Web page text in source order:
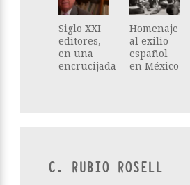
Siglo XXI
editores,
en una
encrucijada
Homenaje
al exilio
español
en México
C. RUBIO ROSELL